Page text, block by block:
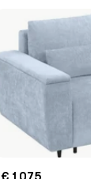
€ 1.075